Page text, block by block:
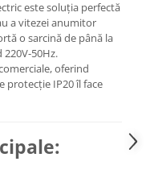
este soluția perfectă
a vitezei anumitor
o sarcină de până la
50Hz.
oferind
protecție IP20 îl face